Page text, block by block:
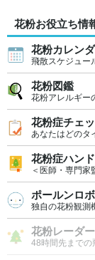
花粉お役立ち情
花粉カレン
飛散スケジュー
花粉図鑑
花粉アレルギー
花粉症チェ
あなたはどのタ
花粉症ハン
＜医師・専門家
ポールンロ
独自の花粉観測
花粉レーダー
48時間先までの